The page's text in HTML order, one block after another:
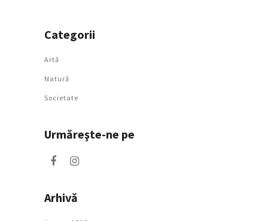
Categorii
Artǎ
Natură
Societate
Urmăreşte-ne pe
Arhivă